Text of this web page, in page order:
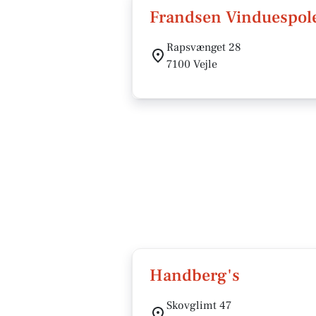
Frandsen
Rapsvænget 28
7100 Vejle
Handberg's
Skovglimt 47